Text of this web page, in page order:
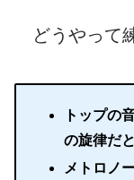
どうやって
トップの
の旋律だ
メトロノ